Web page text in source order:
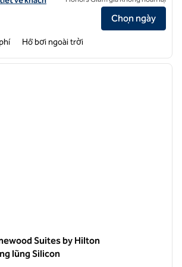
Chọn ngày
Hồ bơi ngoài trời
ảnh
Suites by Hilton
lũng Silicon